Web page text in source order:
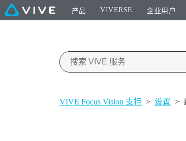
产品 VIVERSE 企业用户
VIVE Focus Vision 支持 > 设置 >